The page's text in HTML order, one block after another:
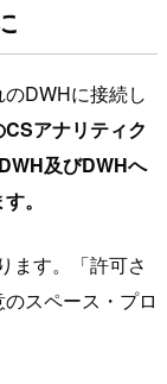
DWHに接続し
アナリティク
及びDWHへ
。
ます。「許可さ
スペース・プロ